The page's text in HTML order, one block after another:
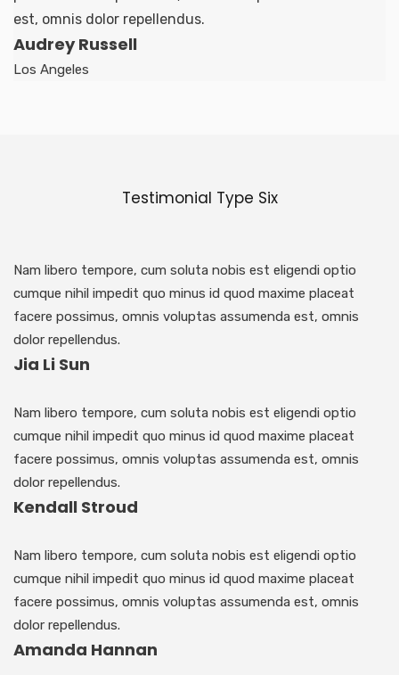
est, omnis dolor repellendus.
Audrey Russell
Los Angeles
Testimonial Type Six
Nam libero tempore, cum soluta nobis est eligendi optio
cumque nihil impedit quo minus id quod maxime placeat
facere possimus, omnis voluptas assumenda est, omnis
dolor repellendus.
Jia Li Sun
Nam libero tempore, cum soluta nobis est eligendi optio
cumque nihil impedit quo minus id quod maxime placeat
facere possimus, omnis voluptas assumenda est, omnis
dolor repellendus.
Kendall Stroud
Nam libero tempore, cum soluta nobis est eligendi optio
cumque nihil impedit quo minus id quod maxime placeat
facere possimus, omnis voluptas assumenda est, omnis
dolor repellendus.
Amanda Hannan